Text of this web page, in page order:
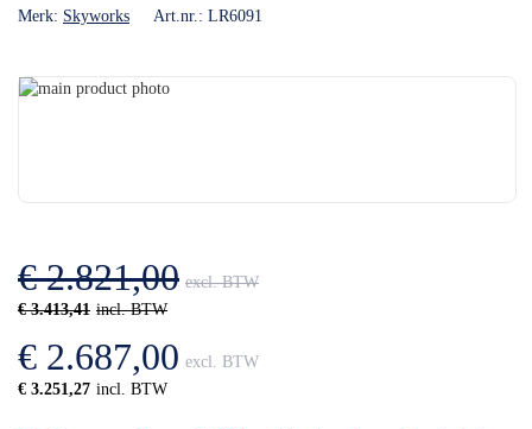
Merk: Skyworks Art.nr.: LR6091
Ga
gallerij
€ 3.413,41
€ 2.821,00
€ 3.251,27
€ 2.687,00